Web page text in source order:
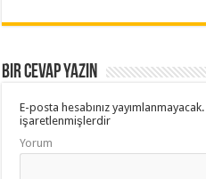
Bir cevap yazın
E-posta hesabınız yayımlanmayacak.
işaretlenmişlerdir
Yorum